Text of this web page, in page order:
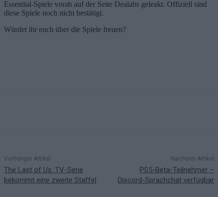
Essential-Spiele vorab auf der Seite Dealabs geleakt. Offiziell sind
diese Spiele noch nicht bestätigt.
Würdet ihr euch über die Spiele freuen?
Vorheriger Artikel
The Last of Us: TV-Serie
bekommt eine zweite Staffel
Nächster Artikel
PS5-Beta-Teilnehmer –
Discord-Sprachchat verfügbar